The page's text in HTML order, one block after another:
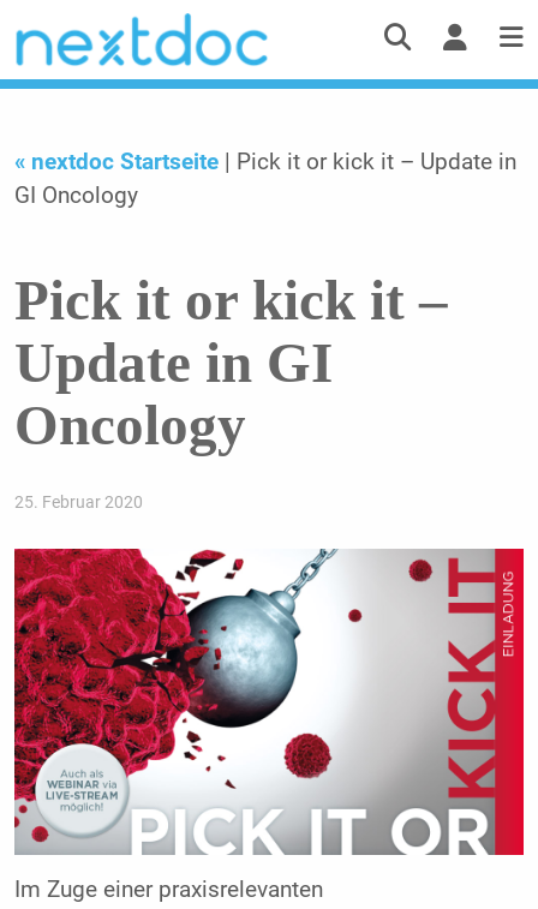
« nextdoc Startseite
| Pick it or kick it – Update in
GI Oncology
Pick it or kick it –
Update in GI
Oncology
25. Februar 2020
Im Zuge einer praxisrelevanten